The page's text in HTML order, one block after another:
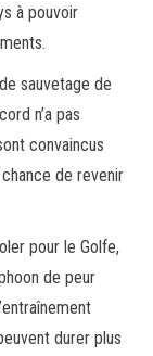
à pouvoir
sauvetage de
n’a pas
convaincus
chance de revenir
pour le Golfe,
de peur
durer plus